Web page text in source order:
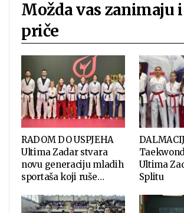
Možda vas zanimaju
priče
RADOM DO USPJEHA
Ultima Zadar stvara
novu generaciju mladih
sportaša koji ruše…
Ultima
Splitu